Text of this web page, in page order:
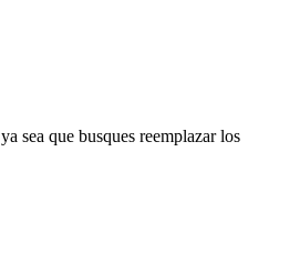
ya sea que busques reemplazar los